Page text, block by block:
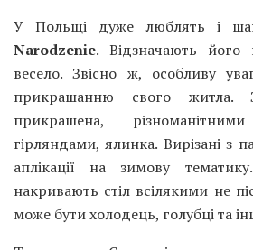
У Польщі дуже люблять і
Narodzenie. Відзначають його
весело. Звісно ж, особливу
прикрашанню свого житла.
прикрашена,
гірляндами, ялинка. Вирізані з
аплікації на зимову
накривають стіл всілякими не
може бути холодець, голубці та